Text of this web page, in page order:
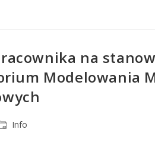
na
Modelowania
Info